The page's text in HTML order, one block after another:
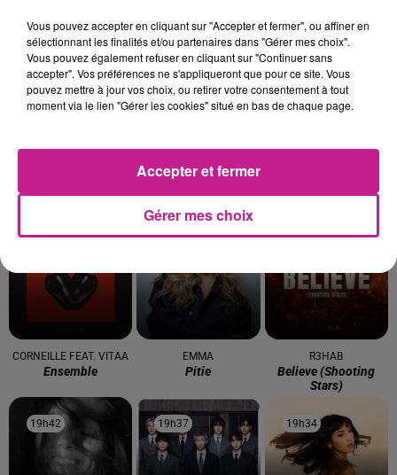
20h00
20h00 19h56
19h56 19h53
19h53
CORNEILLE FEAT. VITAA
Ensemble
EMMA
Pitie
R3HAB
Believe (shooting
Stars)
19h42
19h42 19h37
19h37 19h34
19h34
Vous pouvez accepter en cliquant sur "Accepter et fermer", ou affiner en
sélectionnant les finalités et/ou partenaires dans "Gérer mes choix".
Vous pouvez également refuser en cliquant sur "Continuer sans
accepter". Vos préférences ne s'appliqueront que pour ce site. Vous
pouvez mettre à jour vos choix, ou retirer votre consentement à tout
moment via le lien "Gérer les cookies" situé en bas de chaque page.
Gérer mes choix
Accepter et fermer